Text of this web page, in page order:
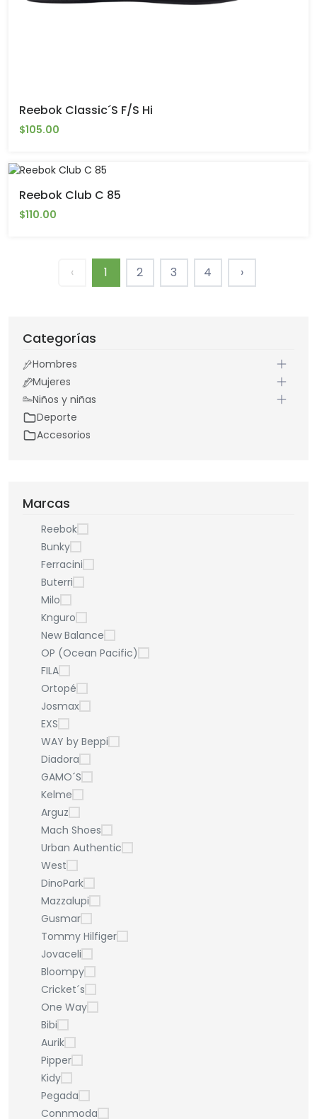
Reebok Classic´s F/S Hi
$105.00
Reebok Club C 85
$110.00
‹ 1 2 3 4 ›
Categorías
Hombres
Mujeres
Niños y niñas
Deporte
Accesorios
Marcas
Reebok
Bunky
Ferracini
Buterri
Milo
Knguro
New Balance
OP (Ocean Pacific)
FILA
Ortopé
Josmax
EXS
WAY by Beppi
Diadora
GAMO´S
Kelme
Arguz
Mach Shoes
Urban Authentic
West
DinoPark
Mazzalupi
Gusmar
Tommy Hilfiger
Jovaceli
Bloompy
Cricket´s
One Way
Bibi
Aurik
Pipper
Kidy
Pegada
Connmoda